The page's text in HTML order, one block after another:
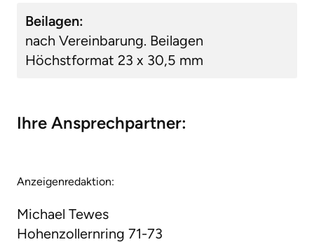
Beilagen:
nach Vereinbarung. Beilagen
Höchstformat 23 x 30,5 mm
Ihre Ansprechpartner:
Anzeigenredaktion:
Michael Tewes
Hohenzollernring 71-73